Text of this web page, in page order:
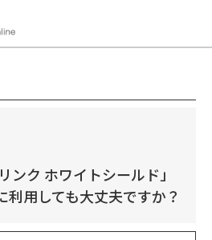
ンク ホワイトシールド」
利用しても大丈夫ですか？